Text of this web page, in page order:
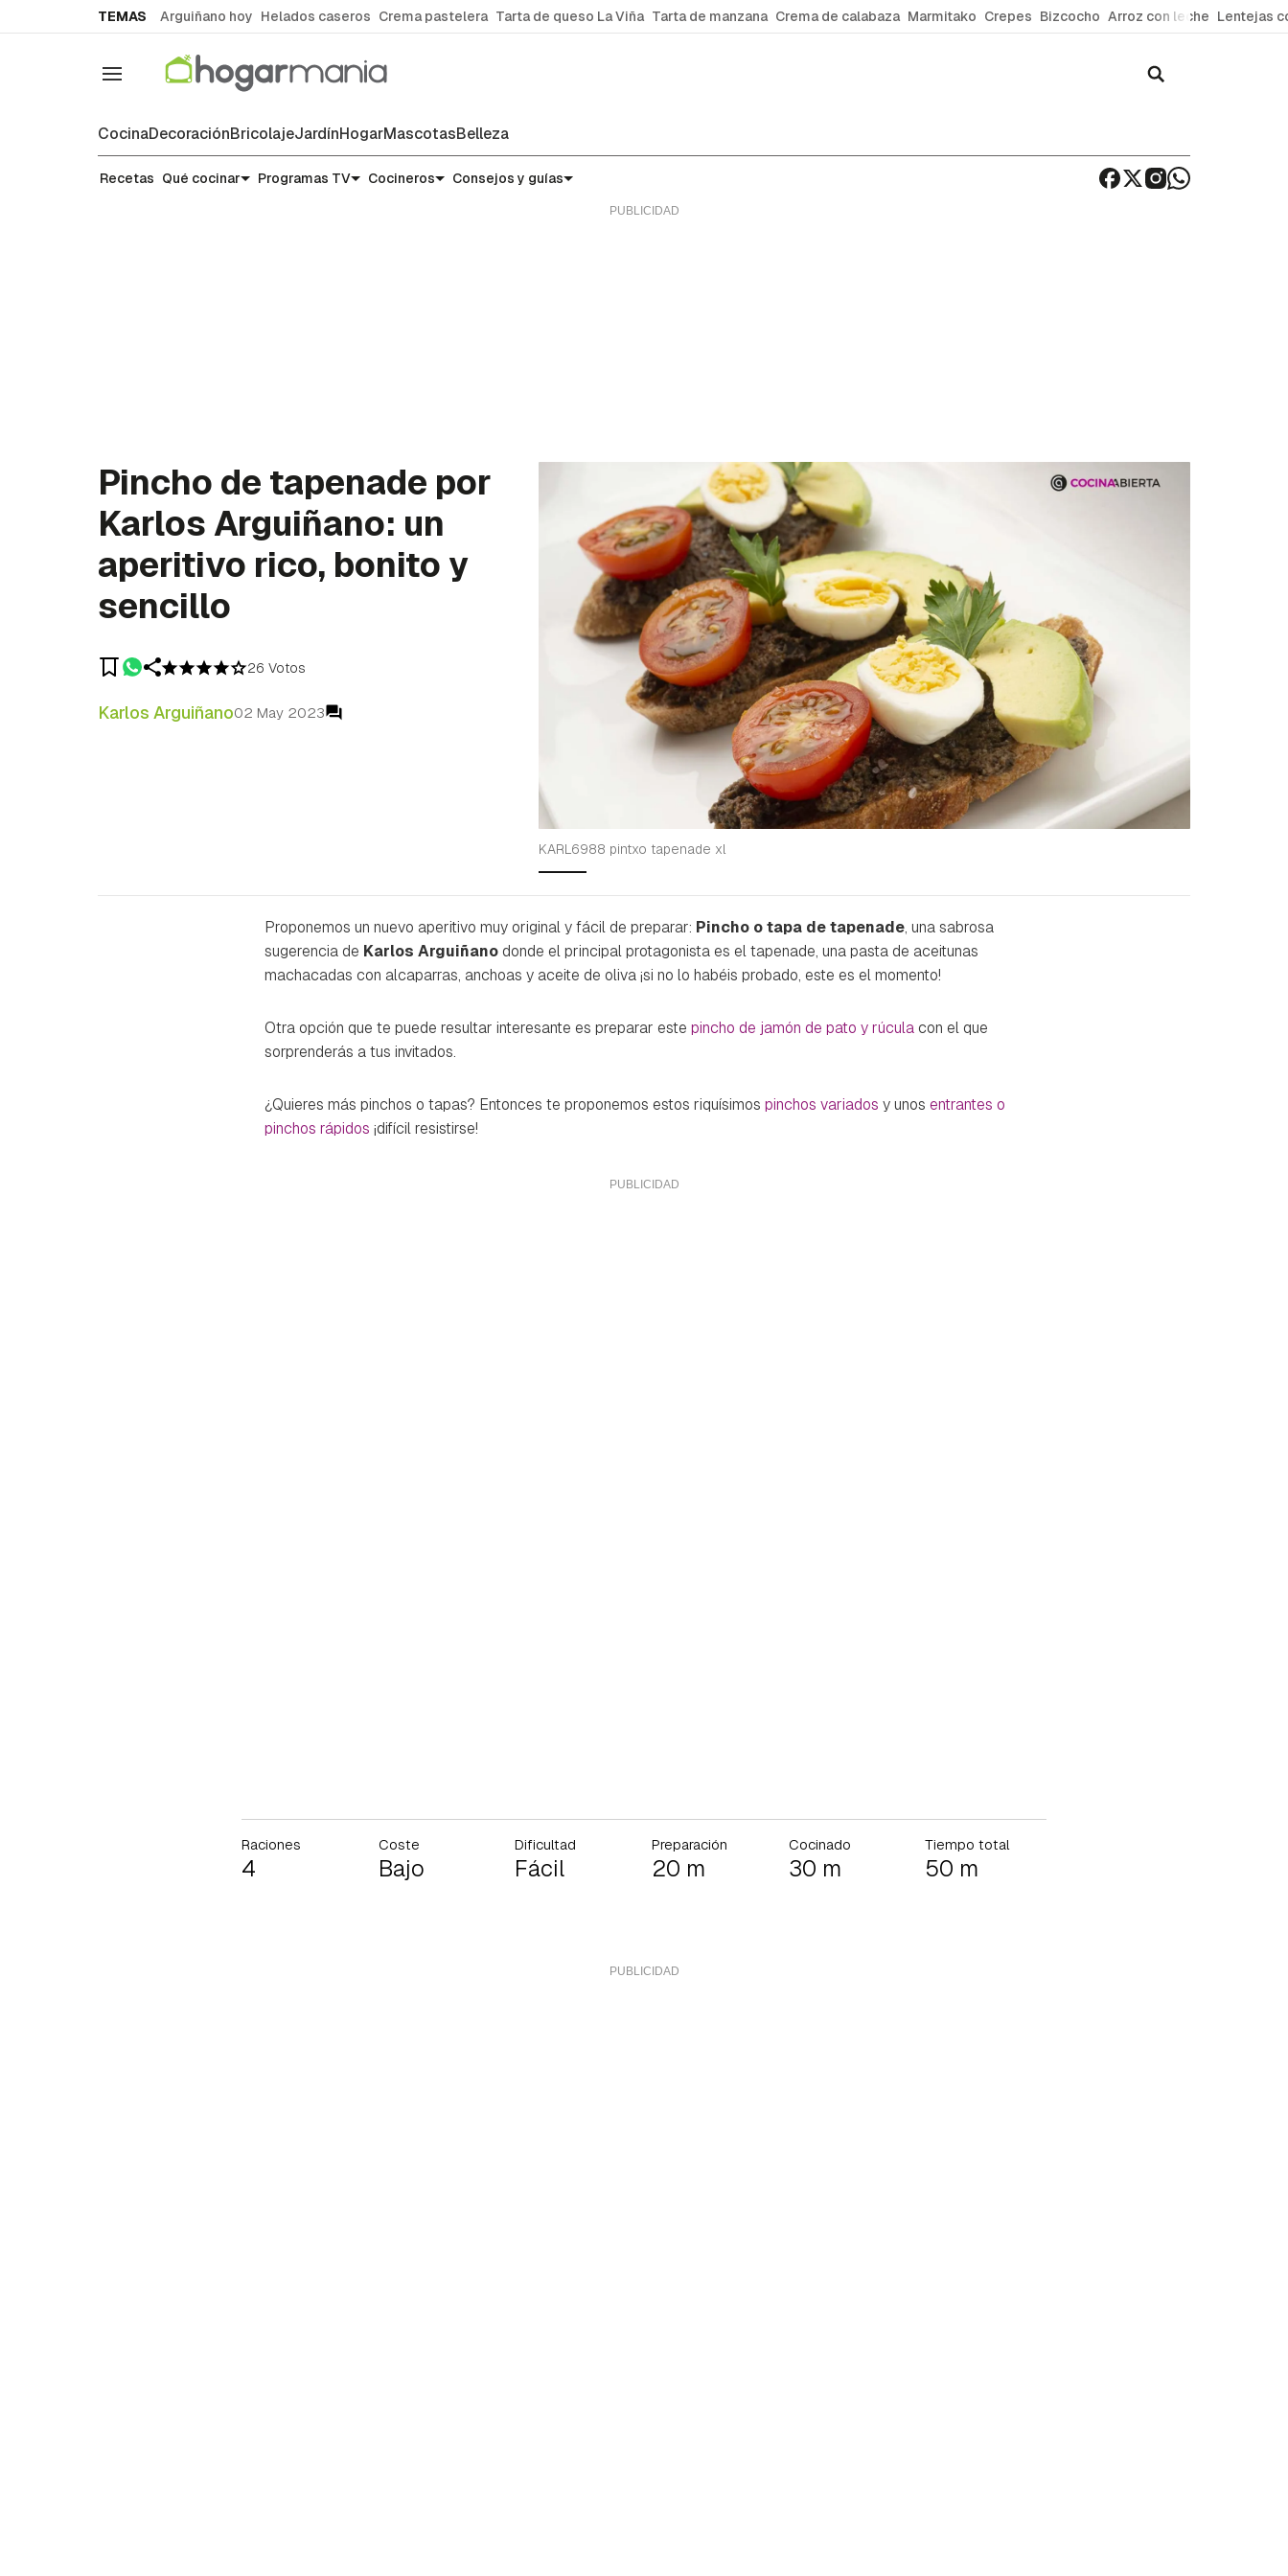
TEMAS Arguiñano hoy Helados caseros Crema pastelera Tarta de queso La Viña Tarta de manzana Crema de calabaza Marmitako Crepes Bizcocho Arroz con leche Lentejas
Navegación
CocinaDecoraciónBricolajeJardínHogarMascotasBelleza
Recetas
Recetas Qué cocinar Programas TV Cocineros Consejos y guías
Pincho de tapenade por
Karlos Arguiñano: un
aperitivo rico, bonito y
sencillo
26 Votos
Karlos Arguiñano02 May 2023
KARL6988 pintxo tapenade xl
Proponemos un nuevo aperitivo muy original y fácil de preparar: Pincho o tapa de tapenade, una sabrosa
sugerencia de Karlos Arguiñanodonde el principal protagonista es eltapenade, una pasta de aceitunas
machacadas con alcaparras, anchoas y aceite de oliva ¡si no lo habéis probado, este es el momento!
Otra opción que te puede resultar interesante es preparar este pincho de jamón de pato y rúculacon el que
sorprenderás a tus invitados.
¿Quieres más pinchos o tapas? Entonces te proponemos estos riquísimos pinchos variados y unos entrantes o
pinchos rápidos ¡difícil resistirse!
Raciones
4
Coste
Bajo
Dificultad
Fácil
Preparación
20 m
Cocinado
30 m
Tiempo total
50 m